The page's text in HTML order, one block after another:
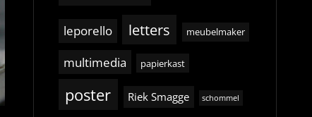
leporello letters meubelmaker
multimedia papierkast
poster Riek Smagge schommel